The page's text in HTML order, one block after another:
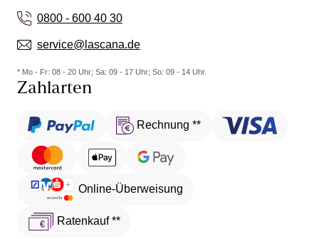
0800 - 600 40 30
service@lascana.de
* Mo - Fr: 08 - 20 Uhr; Sa: 09 - 17 Uhr; So: 09 - 14 Uhr.
Zahlarten
Rechnung **
Online-Überweisung
Ratenkauf **